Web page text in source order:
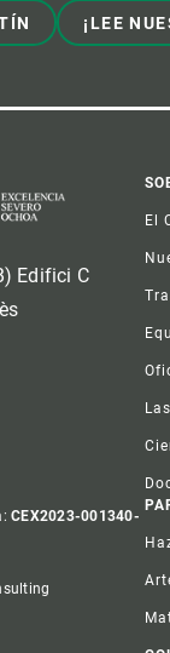
¡LEE
Edifici C
CEX2023-001340-
El